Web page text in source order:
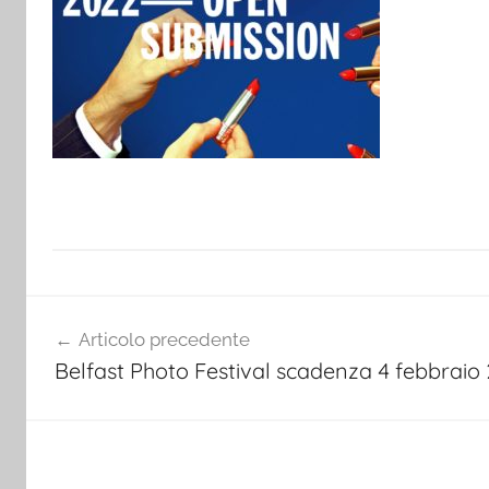
articoli
Articolo precedente
Belfast Photo Festival scadenza 4 febbraio